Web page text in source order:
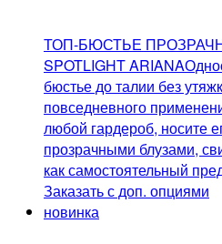
ТОП-БЮСТЬЕ
SPOTLIGHT ARIANA
бюстье до талии без
повседневного
любой гардероб, носите
прозрачными блузами,
как самостоятельный
Заказать с доп. опциями
новинка